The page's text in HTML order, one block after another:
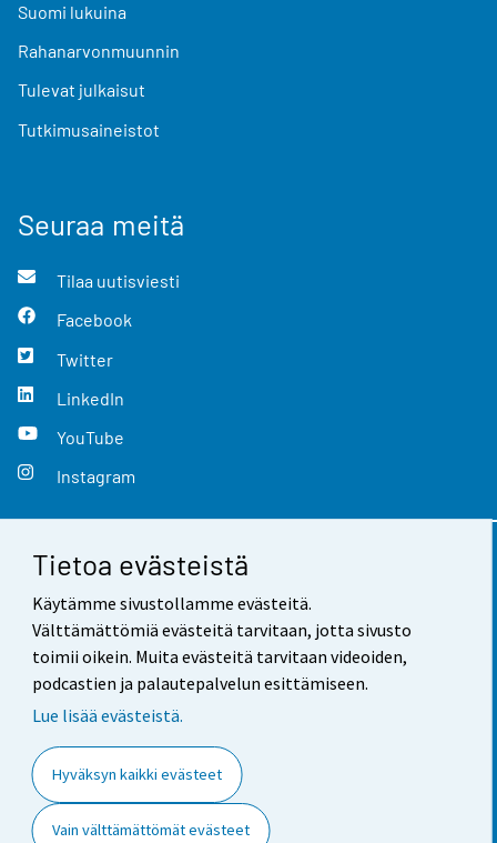
Tietoa evästeistä
Käytämme sivustollamme evästeitä.
Välttämättömiä evästeitä tarvitaan, jotta sivusto
toimii oikein. Muita evästeitä tarvitaan videoiden,
podcastien ja palautepalvelun esittämiseen.
Lue lisää evästeistä.
Hyväksyn kaikki evästeet
Vain välttämättömät evästeet
Suomi lukuina
Rahanarvonmuunnin
Tulevat julkaisut
Tutkimusaineistot
Seuraa meitä
Tilaa uutisviesti
Facebook
Twitter
LinkedIn
YouTube
Instagram
Yhteystiedot
Palaute
Käyttöehdot
Saavutettavuus
Tietoa sivustosta
Evästeasetukset